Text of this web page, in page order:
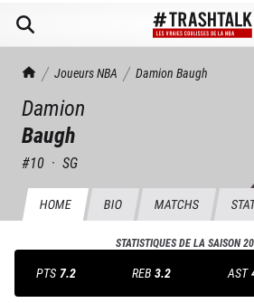
TrashTalk Actu NBA
Joueurs NBA Damion Baugh
Damion
Baugh
#10 · SG
HOME BIO MATCHS
STATISTIQUES DE LA SAISON
PTS 7.2 REB 3.2 AST